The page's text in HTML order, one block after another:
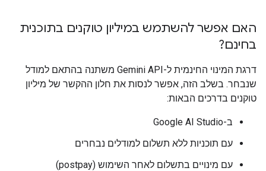
האם אפשר להשתמש במיליון טוקנים בתוכנית
בחינם?
דרגת המינוי החינמית ל-Gemini API משתנה בהתאם למודל
שנבחר. בשלב הזה, אפשר לנסות את חלון ההקשר של מיליון
טוקנים בדרכים הבאות:
ב-Google AI Studio
עם תוכניות ללא תשלום למודלים נבחרים
עם מינויים בתשלום לאחר השימוש (postpay)